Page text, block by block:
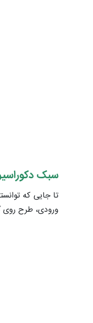
سبک
تا جایی که
ورودی، طرح روی